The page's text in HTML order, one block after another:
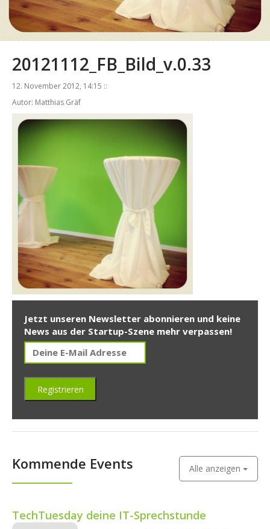
20121112_FB_Bild_v.0.33
12. November 2012, 14:15 ::
Autor: Matthias Gräf
Jetzt unseren Newsletter abonnieren und keine
News aus der Startup-Szene mehr verpassen!
Kommende Events Alle anzeigen
TechTuesday deine IT-Sprechstunde